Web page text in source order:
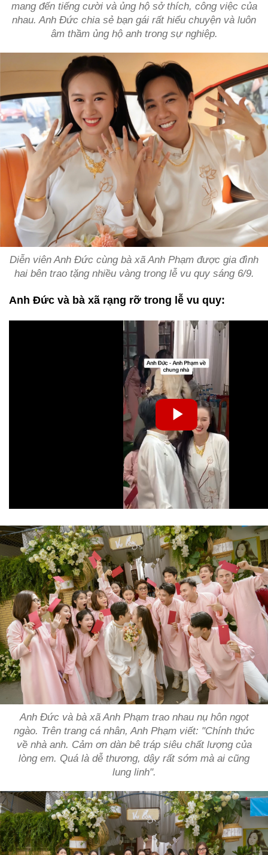
mang đến tiếng cười và ủng hộ sở thích, công việc của
nhau. Anh Đức chia sẻ bạn gái rất hiểu chuyện và luôn
âm thầm ủng hộ anh trong sự nghiệp.
Diễn viên Anh Đức cùng bà xã Anh Phạm được gia đình
hai bên trao tặng nhiều vàng trong lễ vu quy sáng 6/9.
Anh Đức và bà xã rạng rỡ trong lễ vu quy:
Anh Đức và bà xã Anh Phạm trao nhau nụ hôn ngọt
ngào. Trên trang cá nhân, Anh Phạm viết: "Chính thức
về nhà anh. Cảm ơn dàn bê tráp siêu chất lượng của
lòng em. Quá là dễ thương, dậy rất sớm mà ai cũng
lung linh".